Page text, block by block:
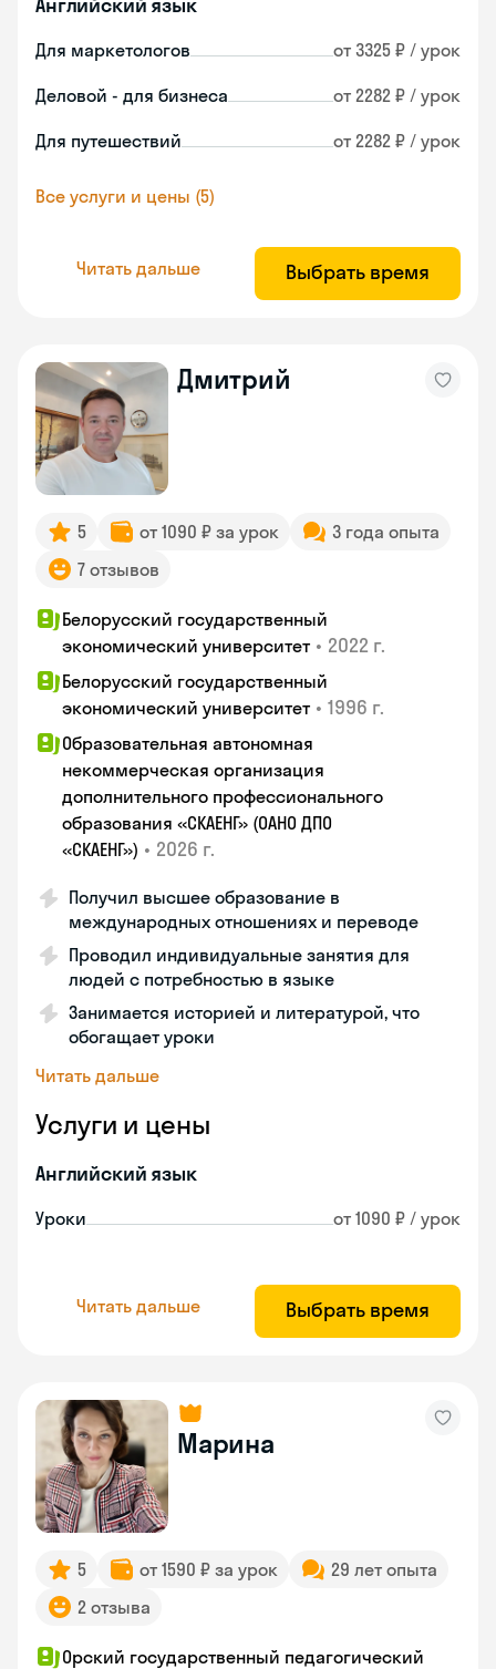
Для маркетологов от 3325 ₽ / урок
Деловой - для бизнеса от 2282 ₽ / урок
Для путешествий от 2282 ₽ / урок
Все услуги и цены (5)
Читать дальше Выбрать время
Дмитрий
5 от 1090 ₽ за урок
3 года опыта
7 отзывов
Белорусский государственный
экономический университет • 2022 г.
Белорусский государственный
экономический университет • 1996 г.
Образовательная автономная
некоммерческая организация
дополнительного профессионального
образования «СКАЕНГ» (ОАНО ДПО
«СКАЕНГ») • 2026 г.
Получил высшее образование в
международных отношениях и переводе
Проводил индивидуальные занятия для
людей с потребностью в языке
Занимается историей и литературой, что
обогащает уроки
Читать дальше
Услуги и цены
Английский язык
Уроки от 1090 ₽ / урок
Читать дальше Выбрать время
Марина
5 от 1590 ₽ за урок
29 лет опыта
2 отзыва
Орский государственный педагогический